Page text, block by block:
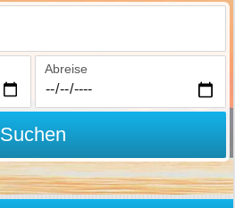
Abreise
Suchen